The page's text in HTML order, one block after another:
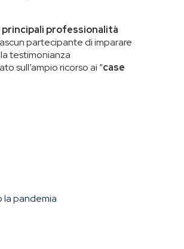
principali professionalità
partecipante di imparare
testimonianza
sull’ampio ricorso ai “case
la pandemia